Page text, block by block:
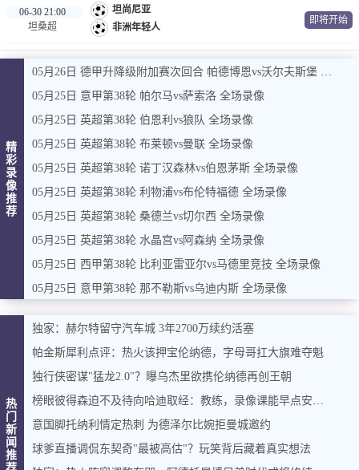
06-30 21:00
坦桑超
坦尚尼亚
非洲年轻人
即将开始
精
彩
录
像
推
荐
05月26日 德甲升降级附加赛次回合 帕德博恩vs沃尔夫斯堡 全场录像
05月25日 意甲第38轮 帕尔马vs萨索洛 全场录像
05月25日 英超第38轮 伯恩利vs狼队 全场录像
05月25日 英超第38轮 布莱顿vs曼联 全场录像
05月25日 英超第38轮 诺丁汉森林vs伯恩茅斯 全场录像
05月25日 英超第38轮 利物浦vs布伦特福德 全场录像
05月25日 英超第38轮 桑德兰vs切尔西 全场录像
05月25日 英超第38轮 水晶宫vs阿森纳 全场录像
05月25日 西甲第38轮 比利亚雷亚尔vs马德里竞技 全场录像
05月25日 意甲第38轮 那不勒斯vs乌迪内斯 全场录像
热
门
新
闻
推
独家：赫尔特留守汽车城 3年2700万续约活塞
帕金斯犀利点评：热火该押宝伦纳德，字母哥扛大旗难夺魁
独行侠密谋"猛龙2.0"？曝乌杰里欲携伦纳德再创王朝
榜眼彼得森迫不及待向哈迪取经：教练，录像课能早点安排吗？
意国脚托纳利情定热刺 为德泽尔比婉拒曼城邀约
球爹直播调侃东契奇"最被高估"？玩笑背后藏着真实想法